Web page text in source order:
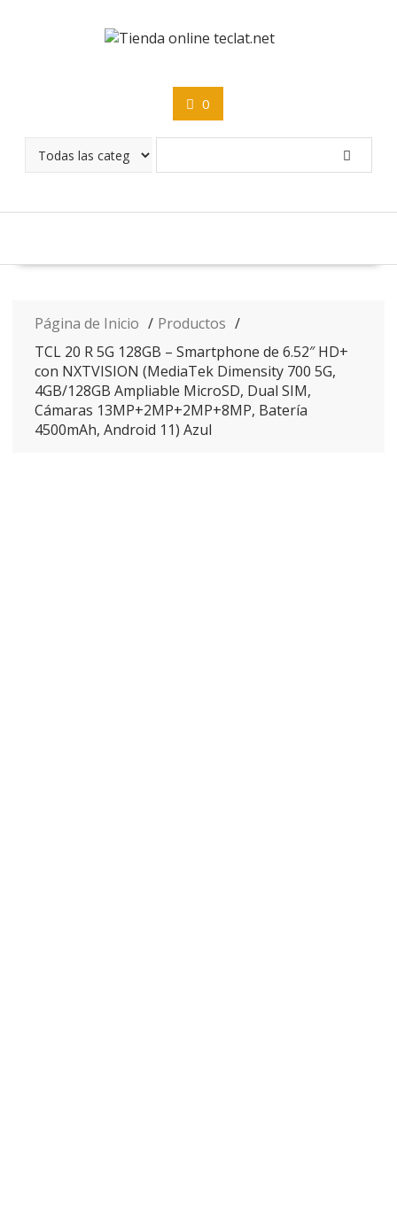
0
Página de Inicio
Productos
TCL 20 R 5G 128GB – Smartphone de 6.52″ HD+
con NXTVISION (MediaTek Dimensity 700 5G,
4GB/128GB Ampliable MicroSD, Dual SIM,
Cámaras 13MP+2MP+2MP+8MP, Batería
4500mAh, Android 11) Azul